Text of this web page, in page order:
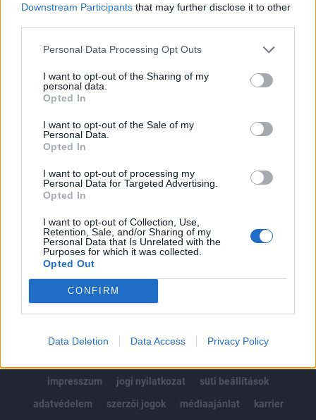
Downstream Participants that may further disclose it to other
Personal Data Processing Opt Outs
I want to opt-out of the Sharing of my
personal data.
Opted In
I want to opt-out of the Sale of my
Personal Data.
Opted In
I want to opt-out of processing my
Personal Data for Targeted Advertising.
Opted In
I want to opt-out of Collection, Use,
Retention, Sale, and/or Sharing of my
Personal Data that Is Unrelated with the
Purposes for which it was collected.
Opted Out
CONFIRM
Data Deletion Data Access Privacy Policy
KEDVES OLVASÓNK!
A keresett cikk a portfolio.hu hírarchívumához
regisztrációhoz kötött.
Portfolio.hu teljes cikkarchívum
Kötéslisták: BÉT elmúlt 2 év napon belüli
MÁR ELŐFIZETŐNK VAGY?BEJELENTKEZÉS
impresszum
jogi nyilatkozat
süti beállítások
adatvédelem
szerzői jogok médiaajánlat karrier